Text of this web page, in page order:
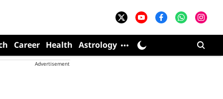
Career Health Astrology
Advertisement